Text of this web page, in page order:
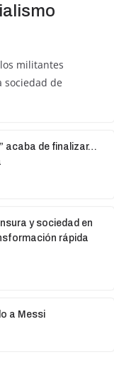
militantes
de
acaba de finalizar…
y sociedad en
rápida
a Messi